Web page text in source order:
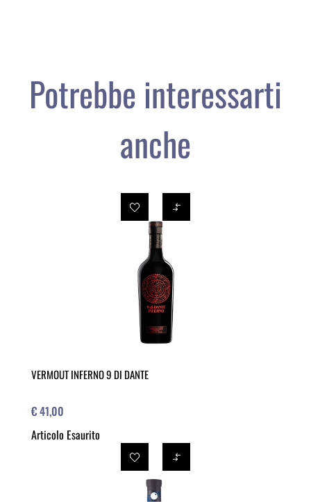
Potrebbe interessarti
anche
VERMOUT INFERNO 9 DI DANTE
€ 41,00
Articolo Esaurito